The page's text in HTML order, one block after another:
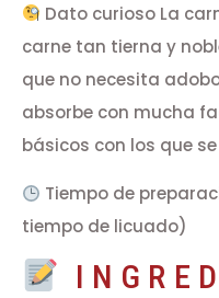
Dato curioso La
carne tan tierna y
que no necesita
absorbe con mucha
básicos con los que
Tiempo de
tiempo de licuado)